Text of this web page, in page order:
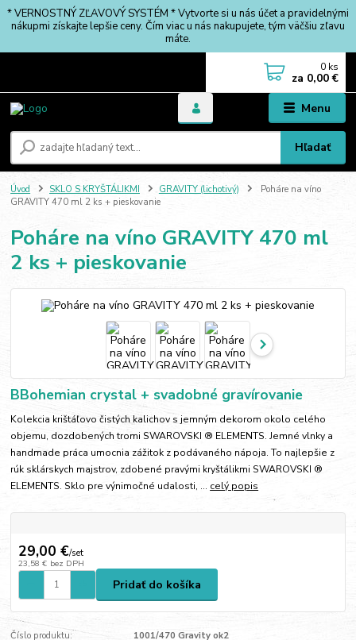
* VERNOSTNÝ ZĽAVOVÝ SYSTÉM * Vytvorte si u nás účet a pravidelnými
nákupmi získajte lepšie ceny. Čím viac u nás nakupujete, tým väčšiu zľavu
máte.
Menu
Hľadať
0 ks
za 0,00 €
Úvod SKLO S KRYŠTÁLIKMI GRAVITY (lichotivý)
Poháre na víno
GRAVITY 470 ml 2 ks + pieskovanie
Poháre na víno GRAVITY 470 ml
2 ks + pieskovanie
BBohemian crystal + svadobné gravírovanie
Kolekcia krištáľovo čistých kalichov s jemným dekorom okolo celého
objemu, dozdobených tromi SWAROVSKI ® ELEMENTS. Jemné vlnky a
handmade práca umocnia zážitok z podávaného nápoja. To najlepšie z
rúk sklárskych majstrov, zdobené pravými kryštálikmi SWAROVSKI ®
ELEMENTS. Sklo pre výnimočné udalosti, ... celý popis
29,00 €/set
23,58 € bez DPH
Pridať do košíka
Číslo produktu:
1001/470 Gravity ok2